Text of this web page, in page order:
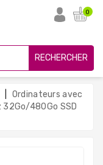
0
RECHERCHER
Ordinateurs avec
32Go/480Go SSD